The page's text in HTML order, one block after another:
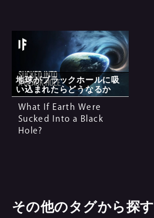
地球がブラックホールに吸
い込まれたらどうなるか
What If Earth Were
Sucked Into a Black
Hole?
その他のタグから探す